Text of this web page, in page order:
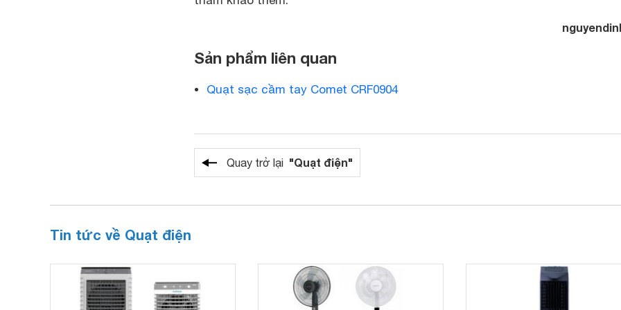
Sản phẩm liên quan
Quạt sạc cầm tay Comet CRF0904
Quay trở lại "Quạt điện"
Tin tức về Quạt điện